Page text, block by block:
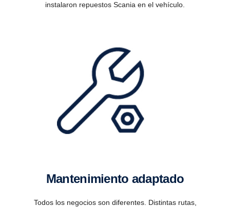
instalaron repuestos Scania en el vehículo.
Mantenimiento adaptado
Todos los negocios son diferentes. Distintas rutas,